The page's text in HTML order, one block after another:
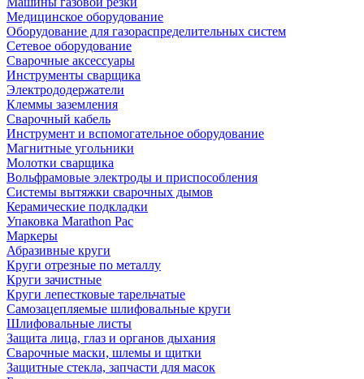
Медицинское оборудование
Оборудование для газораспределительных систем
Сетевое оборудование
Сварочные аксессуары
Инструменты сварщика
Электрододержатели
Клеммы заземления
Сварочный кабель
Инструмент и вспомогательное оборудование
Магнитные угольники
Молотки сварщика
Вольфрамовые электроды и приспособления
Системы вытяжки сварочных дымов
Керамические подкладки
Упаковка Marathon Pac
Маркеры
Абразивные круги
Круги отрезные по металлу
Круги зачистные
Круги лепестковые тарельчатые
Самозацепляемые шлифовальные круги
Шлифовальные листы
Защита лица, глаз и органов дыхания
Сварочные маски, шлемы и щитки
Защитные стекла, запчасти для масок